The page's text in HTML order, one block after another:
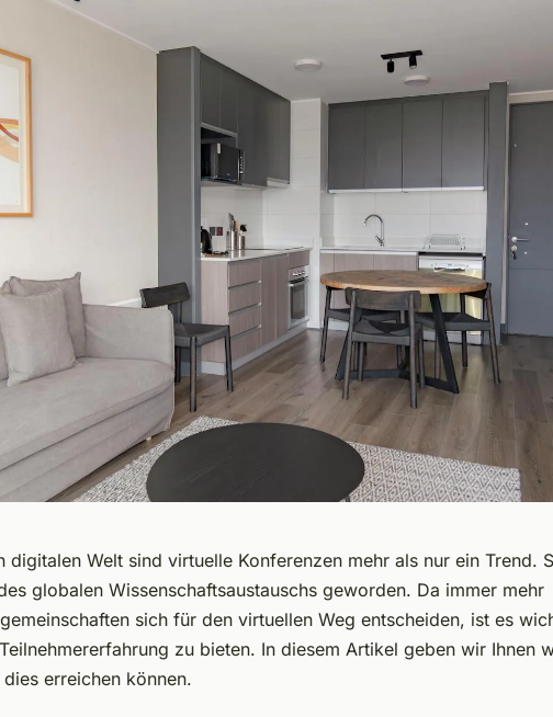
digitalen Welt sind virtuelle Konferenzen mehr als nur ein Trend.
globalen Wissenschaftsaustauschs geworden. Da immer mehr
sich für den virtuellen Weg entscheiden, ist es
zu bieten. In diesem Artikel geben wir Ihnen
erreichen können.